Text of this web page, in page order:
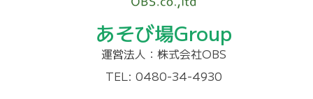
あそび場Group
運営法人：株式会社OBS
TEL: 0480-34-4930